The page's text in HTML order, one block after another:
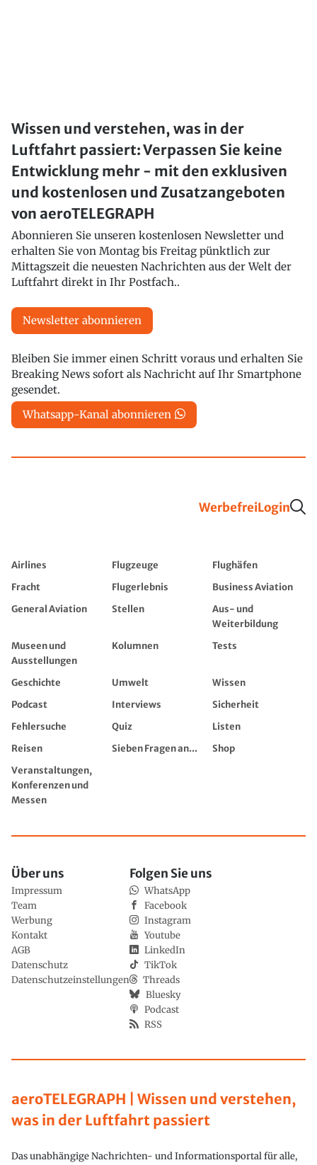
Wissen und verstehen, was in der
Luftfahrt passiert: Verpassen Sie keine
Entwicklung mehr - mit den exklusiven
und kostenlosen und Zusatzangeboten
von aeroTELEGRAPH
Abonnieren Sie unseren kostenlosen Newsletter und
erhalten Sie von Montag bis Freitag pünktlich zur
Mittagszeit die neuesten Nachrichten aus der Welt der
Luftfahrt direkt in Ihr Postfach..
Newsletter abonnieren
Bleiben Sie immer einen Schritt voraus und erhalten Sie
Breaking News sofort als Nachricht auf Ihr Smartphone
gesendet.
Whatsapp-Kanal abonnieren
WerbefreiLogin
Airlines Flugzeuge
Flughäfen
Fracht
Flugerlebnis
Business Aviation
General Aviation
Stellen
Aus- und
Weiterbildung
Museen und
Ausstellungen
Kolumnen Tests
Geschichte Umwelt
Wissen
Podcast
Interviews
Sicherheit
Fehlersuche
Quiz
Listen
Reisen
Sieben Fragen an...
Shop
Veranstaltungen,
Konferenzen und
Messen
aeroTELEGRAPH | Wissen und verstehen,
was in der Luftfahrt passiert
Das unabhängige Nachrichten- und Informationsportal für alle,
Über uns
Impressum
Team
Werbung
Kontakt
AGB
Datenschutz
Datenschutzeinstellungen
Folgen Sie uns
WhatsApp
Facebook
Instagram
Youtube
LinkedIn
TikTok
Threads
Bluesky
Podcast
RSS